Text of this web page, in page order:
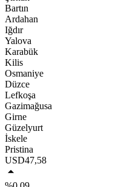
Bartın
Ardahan
Iğdır
Yalova
Karabük
Kilis
Osmaniye
Düzce
Lefkoşa
Gazimağusa
Girne
Güzelyurt
İskele
Pristina
USD47,58